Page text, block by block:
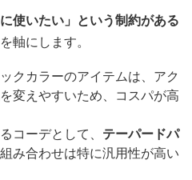
使いたい」という制約がある
軸にします。
クカラーのアイテムは、アク
変えやすいため、コスパが高
コーデとして、 テーパードパ
み合わせは特に汎用性が高い